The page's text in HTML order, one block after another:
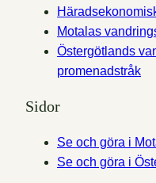
Motalas
Östergötlands
promenadstråk
Sidor
Se och göra i
Se och göra i